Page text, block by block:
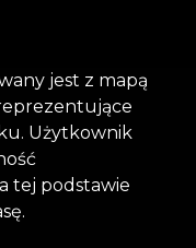
jest z mapą
Użytkownik
tej podstawie